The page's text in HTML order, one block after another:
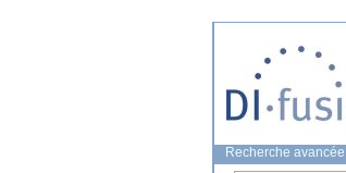
Recherche avancée